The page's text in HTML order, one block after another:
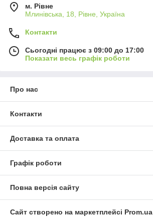
м. Рівне
Млинівська, 18, Рівне, Україна
Контакти
Сьогодні працює з 09:00 до 17:00
Показати весь графік роботи
Про нас
Контакти
Доставка та оплата
Графік роботи
Повна версія сайту
Сайт створено на маркетплейсі Prom.ua